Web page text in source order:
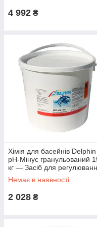
4 992 ₴
Хімія для басейнів
рН-Мінус гранульований
кг — Засіб для
кислотності води
Немає в наявності
2 028 ₴